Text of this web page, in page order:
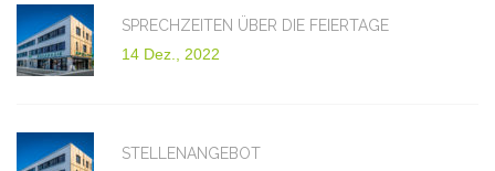
SPRECHZEITEN ÜBER DIE FEIERTAGE
14 Dez., 2022
STELLENANGEBOT